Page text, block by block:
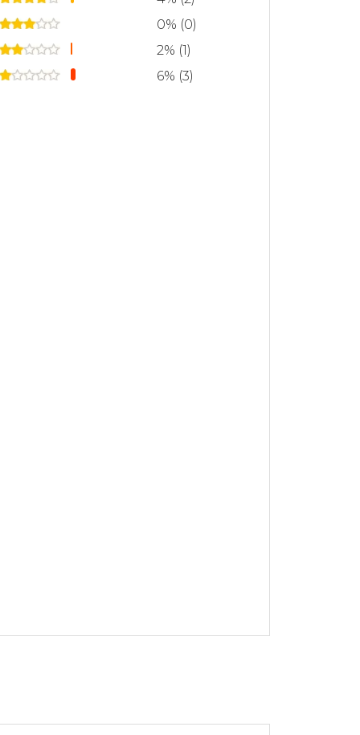
0% (0)
2% (1)
6% (3)